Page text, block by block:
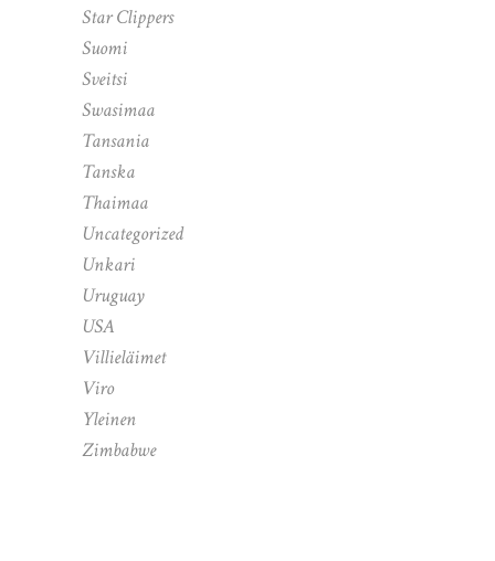
Star Clippers
Suomi
Sveitsi
Swasimaa
Tansania
Tanska
Thaimaa
Uncategorized
Unkari
Uruguay
USA
Villieläimet
Viro
Yleinen
Zimbabwe